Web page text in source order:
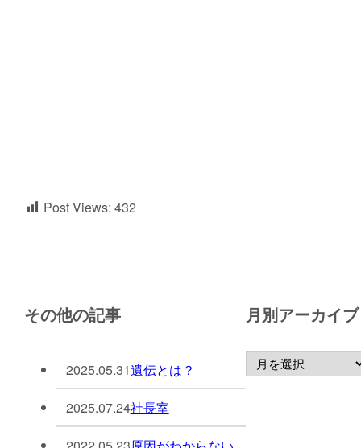
Post Views: 432
その他の記事
2025.05.31遺伝とは？
2025.07.24社長室
月別アーカイブ